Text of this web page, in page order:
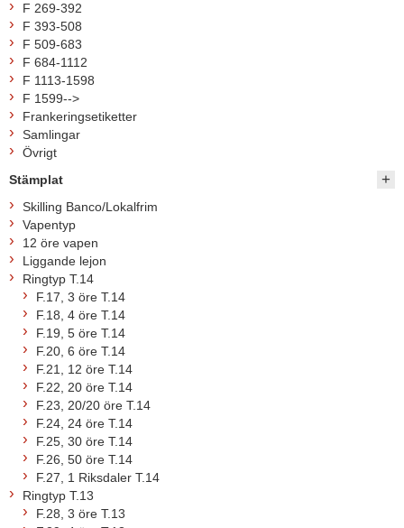
F 269-392
F 393-508
F 509-683
F 684-1112
F 1113-1598
F 1599-->
Frankeringsetiketter
Samlingar
Övrigt
Stämplat
Skilling Banco/Lokalfrim
Vapentyp
12 öre vapen
Liggande lejon
Ringtyp T.14
F.17, 3 öre T.14
F.18, 4 öre T.14
F.19, 5 öre T.14
F.20, 6 öre T.14
F.21, 12 öre T.14
F.22, 20 öre T.14
F.23, 20/20 öre T.14
F.24, 24 öre T.14
F.25, 30 öre T.14
F.26, 50 öre T.14
F.27, 1 Riksdaler T.14
Ringtyp T.13
F.28, 3 öre T.13